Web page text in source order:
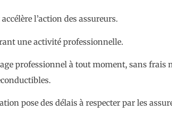
l’action des assureurs.
une activité professionnelle.
professionnel à tout moment, sans frais
pose des délais à respecter par les